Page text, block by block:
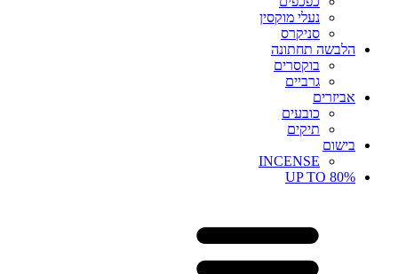
נעלי מוקסין
סניקרס
הלבשה תחתונה
בוקסרים
גרביים
אביזרים
כובעים
תיקים
בישום
INCENSE
UP TO 80%